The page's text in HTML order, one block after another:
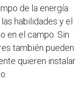
de la energía
habilidades y el
en el campo. Sin
también pueden
quieren instalar